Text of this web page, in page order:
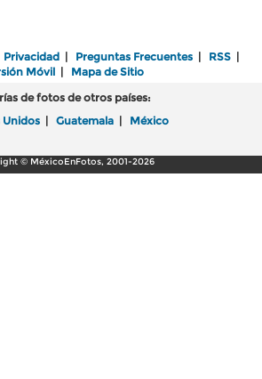
Privacidad | Preguntas Frecuentes | RSS |
Móvil| Mapa de Sitio
de fotos de otros países:
Unidos | Guatemala | México
© MéxicoEnFotos, 2001-2026